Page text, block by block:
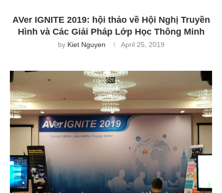
AVer IGNITE 2019: hội thảo về Hội Nghị Truyền
Hình và Các Giải Pháp Lớp Học Thông Minh
by Kiet Nguyen April 25, 2019